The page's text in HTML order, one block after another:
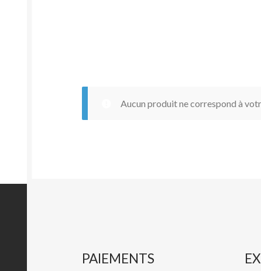
Aucun produit ne correspond à
PAIEMENTS